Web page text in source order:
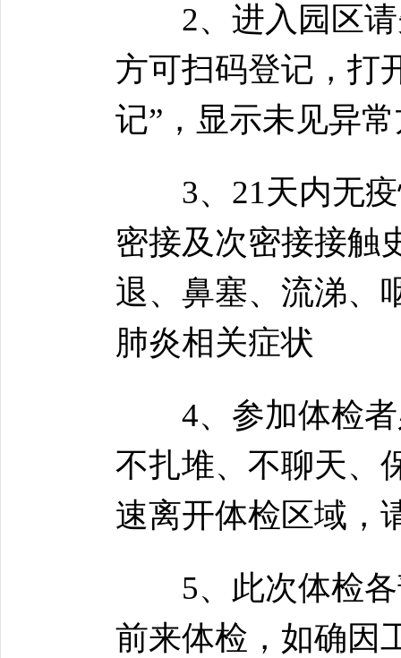
2、进入园区请
方可扫码登记，打
记”，显示未见异
3、21天内无疫
密接及次密接接触
退、鼻塞、流涕、
肺炎相关症状
4、参加体检者
不扎堆、不聊天、
速离开体检区域，
5、此次体检各
前来体检，如确因